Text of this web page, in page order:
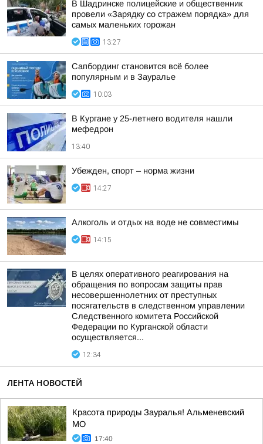
В Шадринске полицейские и общественник
провели «Зарядку со стражем порядка» для
самых маленьких горожан
13:27
Сапбординг становится всё более
популярным и в Зауралье
10:03
В Кургане у 25-летнего водителя нашли
мефедрон
13:40
Убежден, спорт – норма жизни
14:27
Алкоголь и отдых на воде не совместимы
14:15
В целях оперативного реагирования на
обращения по вопросам защиты прав
несовершеннолетних от преступных
посягательств в следственном управлении
Следственного комитета Российской
Федерации по Курганской области
осуществляется...
12:34
ЛЕНТА НОВОСТЕЙ
Красота природы Зауралья! Альменевский
МО
17:40